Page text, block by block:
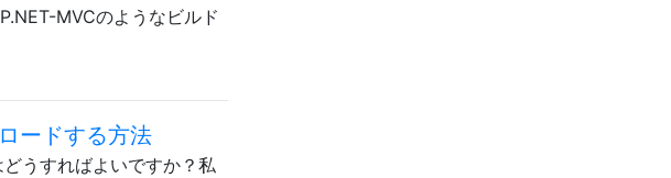
MVCのようなビルド
ードする方法
うすればよいですか？私